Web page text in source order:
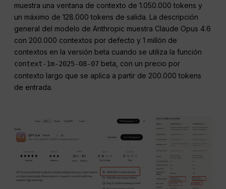
muestra una ventana de contexto de 1.050.000 tokens y
un máximo de 128.000 tokens de salida. La descripción
general del modelo de Anthropic muestra Claude Opus 4.6
con 200.000 contextos por defecto y 1 millón de
contextos en la versión beta cuando se utiliza la función
context-1m-2025-08-07 beta, con un precio por
contexto largo que se aplica a partir de 200.000 tokens
de entrada.